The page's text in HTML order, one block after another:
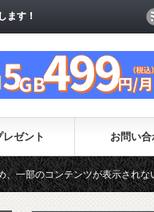
ます！
ます！
レゼント お問い合
ない場合があります。（一時